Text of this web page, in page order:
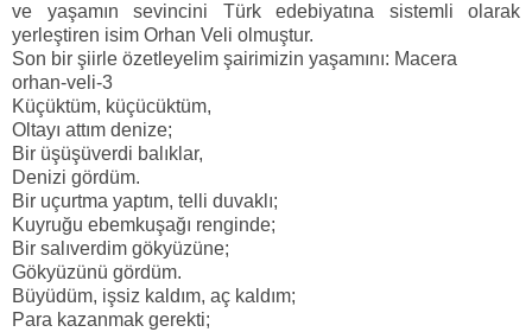
ve yaşamın sevincini Türk edebiyatına sistemli olarak
yerleştiren isim Orhan Veli olmuştur.
Son bir şiirle özetleyelim şairimizin yaşamını: Macera
orhan-veli-3
Küçüktüm, küçücüktüm,
Oltayı attım denize;
Bir üşüşüverdi balıklar,
Denizi gördüm.
Bir uçurtma yaptım, telli duvaklı;
Kuyruğu ebemkuşağı renginde;
Bir salıverdim gökyüzüne;
Gökyüzünü gördüm.
Büyüdüm, işsiz kaldım, aç kaldım;
Para kazanmak gerekti;